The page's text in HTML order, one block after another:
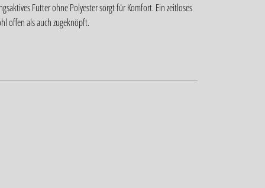
Futter ohne Polyester sorgt für Komfort. Ein zeitloses
offen als auch zugeknöpft.